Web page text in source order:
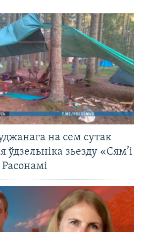
на сем сутак
ўдзельніка зьезду «Сям’і